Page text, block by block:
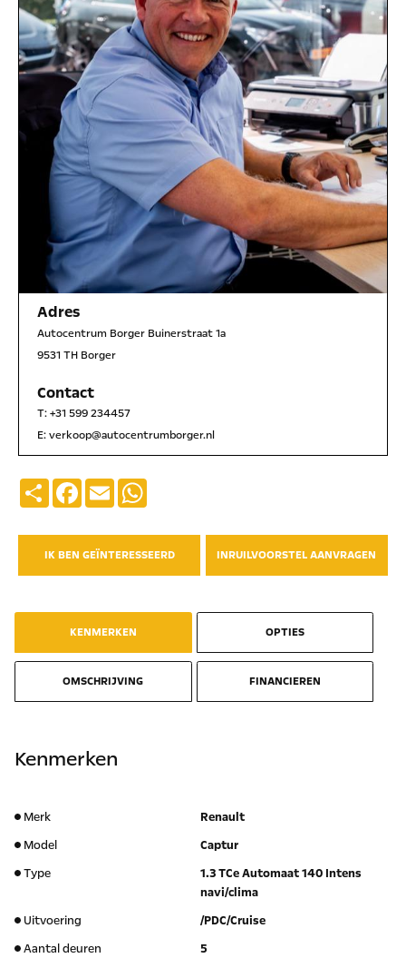
Adres
Autocentrum Borger Buinerstraat 1a
9531 TH Borger
Contact
T:+31 599 234457
E:verkoop@autocentrumborger.nl
DeelFacebook
Email
IK BEN GEÏNTERESSEERD INRUILVOORSTEL AANVRAGEN
KENMERKEN OPTIES
OMSCHRIJVING FINANCIEREN
Kenmerken
Merk
Renault
Model
Captur
Type
1.3 TCe Automaat 140 Intens
navi/clima
Uitvoering
/PDC/Cruise
Aantal deuren
5